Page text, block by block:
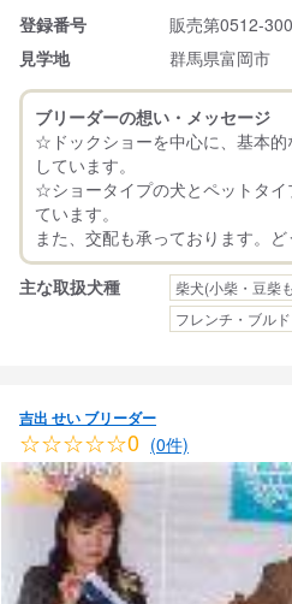
登録番号
販売第0512-
見学地
群馬県富岡市
ブリーダーの想い・メッセージ
☆ドックショーを中心に、基本
しています。
☆ショータイプの犬とペットタイ
ています。
主な取扱犬種 柴犬(小柴・豆柴
フレンチ・ブル
吉出 せい ブリーダー
☆☆☆☆☆0 (0件)